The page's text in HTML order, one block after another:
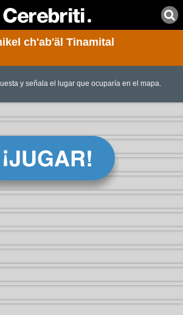
ch'ab'äl Tinamital
y señala el lugar que ocuparía en el mapa.